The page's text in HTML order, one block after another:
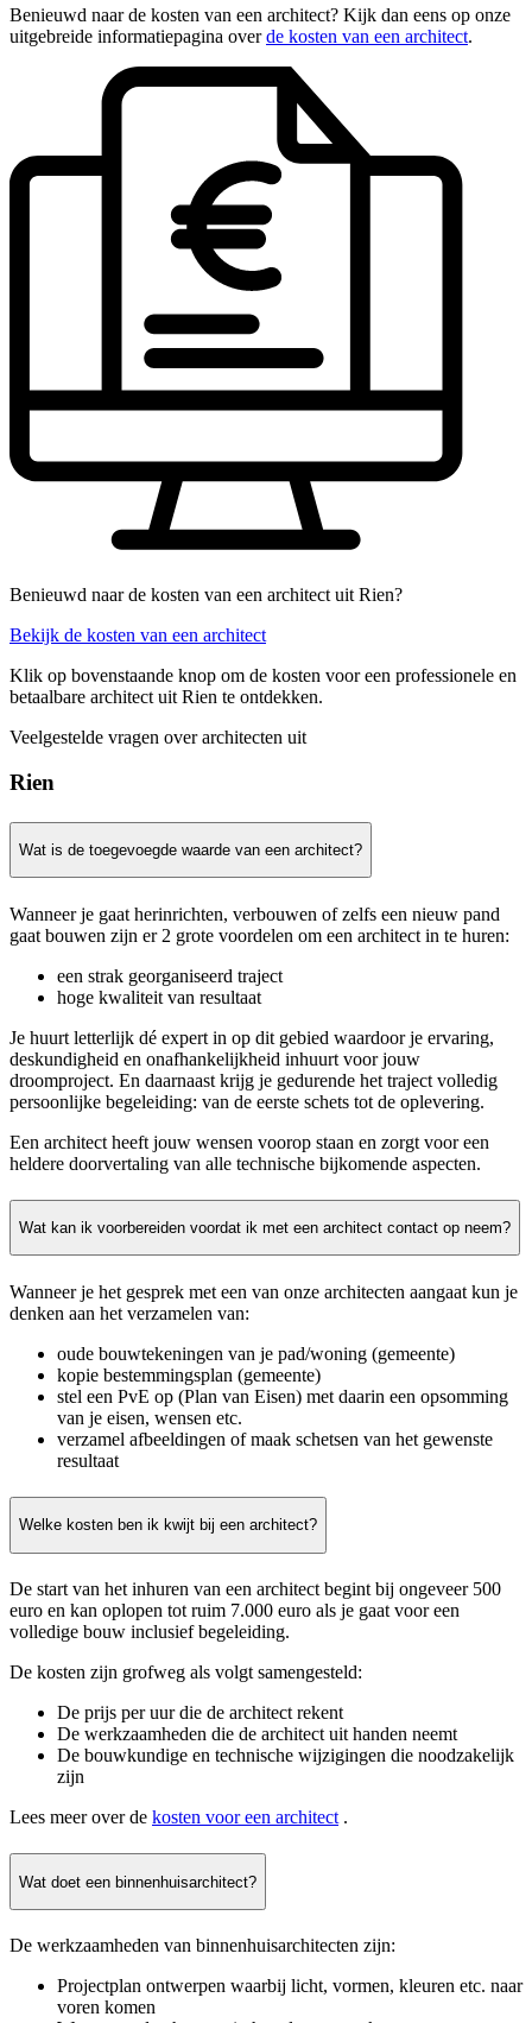
Benieuwd naar de kosten van een architect? Kijk dan eens op onze
uitgebreide informatiepagina overde kosten van een architect.
Benieuwd naar de kosten van een architect uit Rien?
Bekijk de kosten van een architect
Klik op bovenstaande knop om de kosten voor een professionele en
betaalbare architect uit Rien te ontdekken.
Veelgestelde vragen over architecten uit
Rien
Wat is de toegevoegde waarde van een architect?
Wanneer je gaat herinrichten, verbouwen of zelfs een nieuw pand
gaat bouwen zijn er 2 grote voordelen om een architect in te huren:
een strak georganiseerd traject
hoge kwaliteit van resultaat
Je huurt letterlijk dé expert in op dit gebied waardoor je ervaring,
deskundigheid en onafhankelijkheid inhuurt voor jouw
droomproject. En daarnaast krijg je gedurende het traject volledig
persoonlijke begeleiding: van de eerste schets tot de oplevering.
Een architect heeft jouw wensen voorop staan en zorgt voor een
heldere doorvertaling van alle technische bijkomende aspecten.
Wat kan ik voorbereiden voordat ik met een architect contact op neem?
Wanneer je het gesprek met een van onze architecten aangaat kun je
denken aan het verzamelen van:
oude bouwtekeningen van je pad/woning (gemeente)
kopie bestemmingsplan (gemeente)
stel een PvE op (Plan van Eisen) met daarin een opsomming
van je eisen, wensen etc.
verzamel afbeeldingen of maak schetsen van het gewenste
resultaat
Welke kosten ben ik kwijt bij een architect?
De start van het inhuren van een architect begint bij ongeveer 500
euro en kan oplopen tot ruim 7.000 euro als je gaat voor een
volledige bouw inclusief begeleiding.
De kosten zijn grofweg als volgt samengesteld:
De prijs per uur die de architect rekent
De werkzaamheden die de architect uit handen neemt
De bouwkundige en technische wijzigingen die noodzakelijk
zijn
Lees meer over de kosten voor een architect .
Wat doet een binnenhuisarchitect?
De werkzaamheden van binnenhuisarchitecten zijn:
Projectplan ontwerpen waarbij licht, vormen, kleuren etc. naar
voren komen